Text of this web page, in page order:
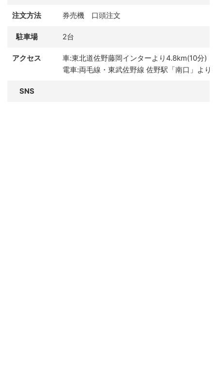
注文方法 券売機 口頭注文
駐車場 2台
アクセス
車:東北道佐野藤岡インターより4.8km(10分)
電車:両毛線・東武佐野線 佐野駅「南口」より
SNS